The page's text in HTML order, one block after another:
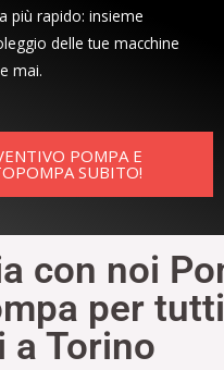
più rapido: insieme
delle tue macchine
mai.
POMPA E
SUBITO!
con noi
per
a Torino